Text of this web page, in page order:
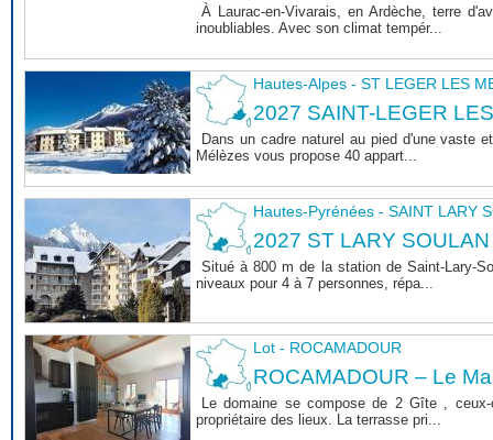
À Laurac-en-Vivarais, en Ardèche, terre
inoubliables. Avec son climat tempér...
Hautes-Alpes - ST LEGER LES
2027 SAINT-LEGER
Dans un cadre naturel au pied d'une vaste
Mélèzes vous propose 40 appart...
Hautes-Pyrénées - SAINT LARY
2027 ST LARY SOULAN
Situé à 800 m de la station de Saint-Lary-
niveaux pour 4 à 7 personnes, répa...
Lot - ROCAMADOUR
ROCAMADOUR – Le
Le domaine se compose de 2 Gîte ,
propriétaire des lieux. La terrasse pri...